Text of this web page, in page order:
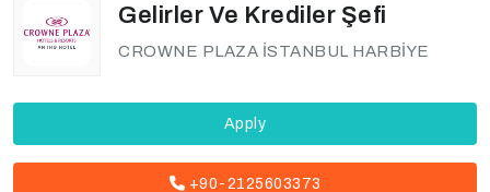
Gelirler Ve Krediler Şefi
CROWNE PLAZA İSTANBUL HARBİYE
Apply
+90-2125603373